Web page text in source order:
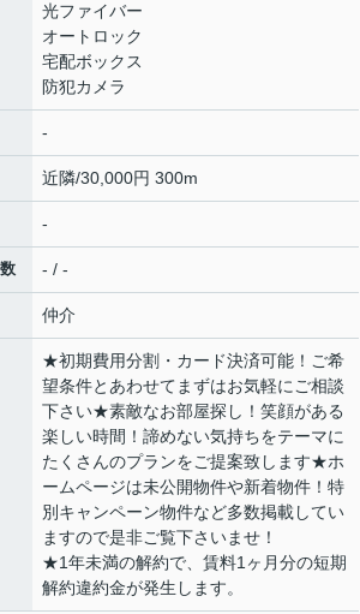
光ファイバー
オートロック
宅配ボックス
防犯カメラ
-
近隣/30,000円 300m
-
- / -
仲介
★初期費用分割・カード決済可能！ご希
望条件とあわせてまずはお気軽にご相談
下さい★素敵なお部屋探し！笑顔がある
楽しい時間！諦めない気持ちをテーマに
たくさんのプランをご提案致します★ホ
ームページは未公開物件や新着物件！特
別キャンペーン物件など多数掲載してい
ますので是非ご覧下さいませ！
★1年未満の解約で、賃料1ヶ月分の短期
解約違約金が発生します。